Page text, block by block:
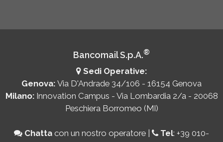
Bancomail S.p.A.®
Sedi Operative:
Genova: Via D'Andrade 34/106 - 16154 Genova
Milano: Innovation Campus - Via Lombardia 2/a - 20068
Peschiera Borromeo (MI)
Chatta con un nostro operatore | Tel: +39 010-